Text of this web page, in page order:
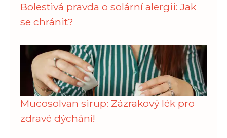
Bolestivá pravda o solární alergii: Jak
se chránit?
Mucosolvan sirup: Zázrakový lék pro
zdravé dýchání!